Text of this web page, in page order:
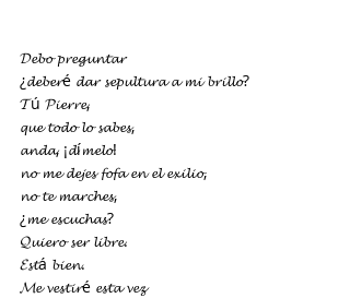
𝓓𝓮𝓫𝓸 𝓹𝓻𝓮𝓰𝓾𝓷𝓽𝓪𝓻
¿𝓭𝓮𝓫𝓮𝓻é 𝓭𝓪𝓻 𝓼𝓮𝓹𝓾𝓵𝓽𝓾𝓻𝓪 𝓪 𝓶𝓲 𝓫𝓻𝓲𝓵𝓵𝓸?
𝓣ú 𝓟𝓲𝓮𝓻𝓻𝓮,
𝓺𝓾𝓮 𝓽𝓸𝓭𝓸 𝓵𝓸 𝓼𝓪𝓫𝓮𝓼,
𝓪𝓷𝓭𝓪, ¡𝓭í𝓶𝓮𝓵𝓸!
𝓷𝓸 𝓶𝓮 𝓭𝓮𝓳𝓮𝓼 𝓯𝓸𝓯𝓪 𝓮𝓷 𝓮𝓵 𝓮𝔁𝓲𝓵𝓲𝓸,
𝓷𝓸 𝓽𝓮 𝓶𝓪𝓻𝓬𝓱𝓮𝓼,
¿𝓶𝓮 𝓮𝓼𝓬𝓾𝓬𝓱𝓪𝓼?
𝓠𝓾𝓲𝓮𝓻𝓸 𝓼𝓮𝓻 𝓵𝓲𝓫𝓻𝓮.
𝓔𝓼𝓽á 𝓫𝓲𝓮𝓷.
𝓜𝓮 𝓿𝓮𝓼𝓽𝓲𝓻é 𝓮𝓼𝓽𝓪 𝓿𝓮𝔃